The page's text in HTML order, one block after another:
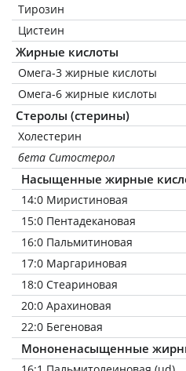
Тирозин
Цистеин
Жирные кислоты
Омега-3 жирные кислоты
Омега-6 жирные кислоты
Стеролы (стерины)
Холестерин
бета Ситостерол
Насыщенные жирные
14:0 Миристиновая
15:0 Пентадекановая
16:0 Пальмитиновая
17:0 Маргариновая
18:0 Стеариновая
20:0 Арахиновая
22:0 Бегеновая
Мононенасыщенные